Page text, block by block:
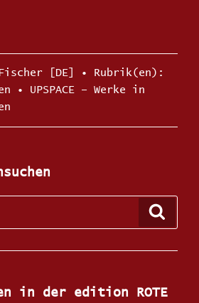
[DE]
• UPSPACE – Werke in
in der edition ROTE